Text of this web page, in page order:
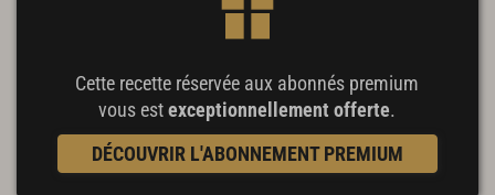
Cette recette réservée aux abonnés premium
vous estexceptionnellement offerte.
DÉCOUVRIR L'ABONNEMENT PREMIUM